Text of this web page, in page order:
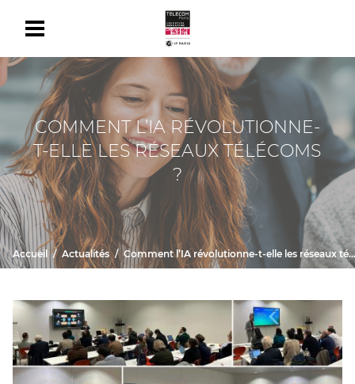
COMMENT L’IA RÉVOLUTIONNE-
T-ELLE LES RÉSEAUX TÉLÉCOMS
?
Accueil Actualités Comment l’IA révolutionne-t-elle les réseaux télécoms ?